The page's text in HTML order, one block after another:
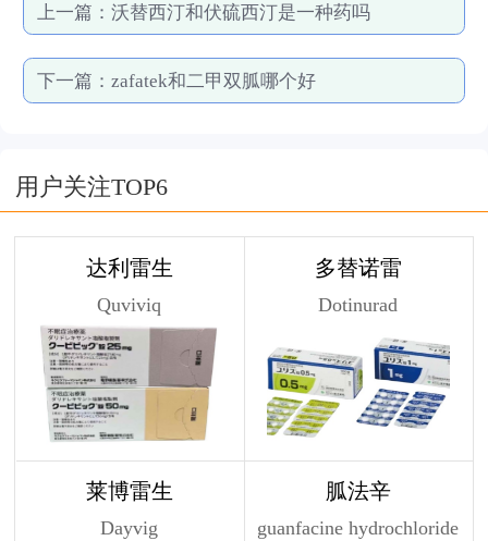
上一篇： 沃替西汀和伏硫西汀是一种药吗
下一篇： zafatek和二甲双胍哪个好
用户关注TOP6
达利雷生
Quviviq
多替诺雷
Dotinurad
莱博雷生
Dayvig
胍法辛
guanfacine hydrochloride